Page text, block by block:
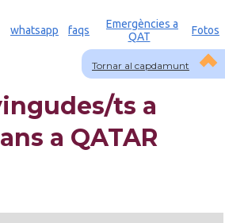
Tornar al capdamunt
whatsapp faqs
Emergències a
QAT
Fotos
ts a
a QATAR